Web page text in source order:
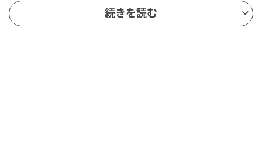
根ざした希望があなたを待っています。だからこそ、
付け焼き刃的なことに満足せず、焦らずに丁寧に過ご
続きを読む